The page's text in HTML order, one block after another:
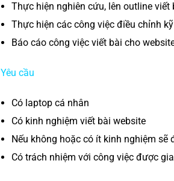
Thực hiện nghiên cứu, lên outline
Thực hiện các công việc điều chỉnh
Báo cáo công việc viết bài cho
Yêu cầu
Có laptop cá nhân
Có kinh nghiệm viết bài website
Nếu không hoặc có ít kinh nghiệm sẽ
Có trách nhiệm với công việc được